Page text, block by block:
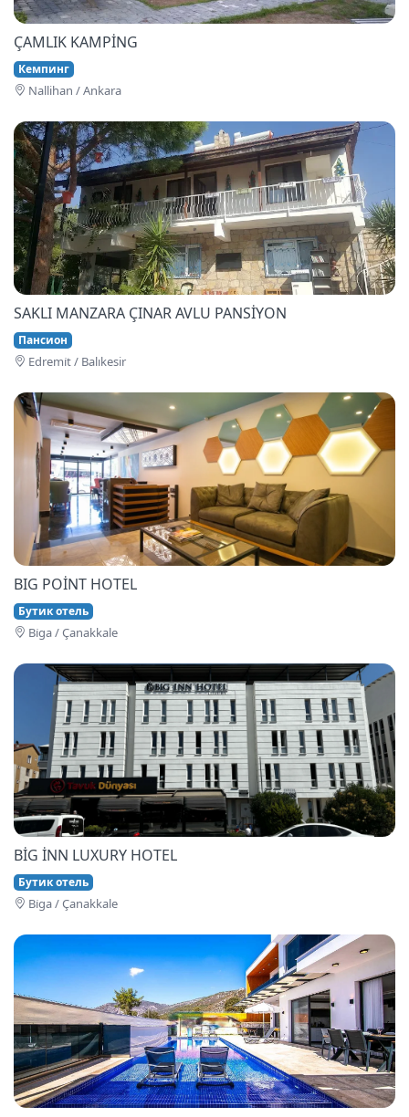
ÇAMLIK KAMPİNG
Кемпинг
Nallihan / Ankara
SAKLI MANZARA ÇINAR AVLU PANSİYON
Пансион
Edremi̇t / Balıkesir
BIG POİNT HOTEL
Бутик отель
Bi̇ga / Çanakkale
BİG İNN LUXURY HOTEL
Бутик отель
Bi̇ga / Çanakkale